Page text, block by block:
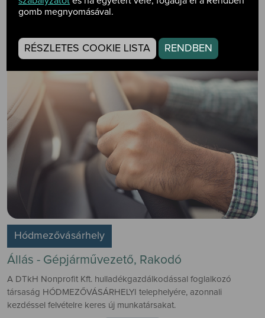
gomb megnyomásával.
RÉSZLETES COOKIE LISTA RENDBEN
Hódmezővásárhely
Állás - Gépjárművezető, Rakodó
A DTkH Nonprofit Kft. hulladékgazdálkodással foglalkozó
társaság HÓDMEZŐVÁSÁRHELYI telephelyére, azonnali
kezdéssel felvételre keres új munkatársakat.